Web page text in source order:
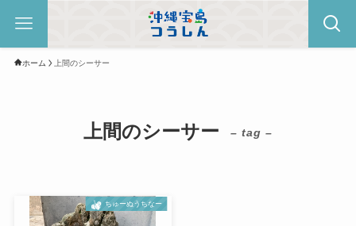
ホーム 上間のシーサー
上間のシーサー – tag –
ちゅーぬうちなー